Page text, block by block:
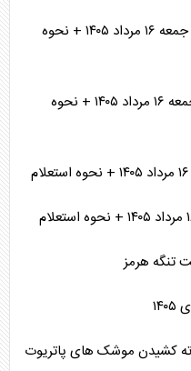
جدول قطعی برق استان فارس فردا جمعه ۱۶ مرداد ۱۴۰۵ + نحوه
جدول قطعی برق استان البرز فردا جمعه ۱۶ مرداد ۱۴۰۵ + نحوه
تنگه هرمز
ته کشیدن موشک های پاتریوت